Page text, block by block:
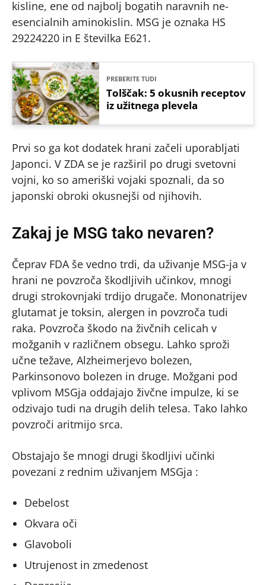
kisline, ene od najbolj bogatih naravnih ne-
esencialnih aminokislin. MSG je oznaka HS
29224220 in E številka E621.
PREBERITE TUDI
Tolščak: 5 okusnih receptov
iz užitnega plevela
Prvi so ga kot dodatek hrani začeli uporabljati
Japonci. V ZDA se je razširil po drugi svetovni
vojni, ko so ameriški vojaki spoznali, da so
japonski obroki okusnejši od njihovih.
Zakaj je MSG tako nevaren?
Čeprav FDA še vedno trdi, da uživanje MSG-ja v
hrani ne povzroča škodljivih učinkov, mnogi
drugi strokovnjaki trdijo drugače. Mononatrijev
glutamat je toksin, alergen in povzroča tudi
raka. Povzroča škodo na živčnih celicah v
možganih v različnem obsegu. Lahko sproži
učne težave, Alzheimerjevo bolezen,
Parkinsonovo bolezen in druge. Možgani pod
vplivom MSGja oddajajo živčne impulze, ki se
odzivajo tudi na drugih delih telesa. Tako lahko
povzroči aritmijo srca.
Obstajajo še mnogi drugi škodljivi učinki
povezani z rednim uživanjem MSGja :
Debelost
Okvara oči
Glavoboli
Utrujenost in zmedenost